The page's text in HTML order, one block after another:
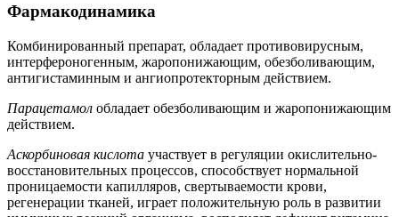
Фармакодинамика
Комбинированный препарат, обладает противовирусным,
интерфероногенным, жаропонижающим, обезболивающим,
антигистаминным и ангиопротекторным действием.
Парацетамол обладает обезболивающим и жаропонижающим
действием.
Аскорбиновая кислота участвует в регуляции окислительно-
восстановительных процессов, способствует нормальной
проницаемости капилляров, свертываемости крови,
регенерации тканей, играет положительную роль в развитии